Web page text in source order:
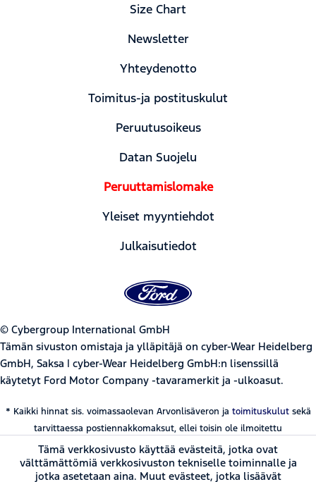
Size Chart
Newsletter
Yhteydenotto
Toimitus-ja postituskulut
Peruutusoikeus
Datan Suojelu
Peruuttamislomake
Yleiset myyntiehdot
Julkaisutiedot
© Cybergroup International GmbH
Tämän sivuston omistaja ja ylläpitäjä on cyber-Wear Heidelberg
GmbH, Saksa | cyber-Wear Heidelberg GmbH:n lisenssillä
käytetyt Ford Motor Company -tavaramerkit ja -ulkoasut.
* Kaikki hinnat sis. voimassaolevan Arvonlisäveron ja toimituskulutsekä
tarvittaessa postiennakkomaksut, ellei toisin ole ilmoitettu
Tämä verkkosivusto käyttää evästeitä, jotka ovat
välttämättömiä verkkosivuston tekniselle toiminnalle ja
jotka asetetaan aina. Muut evästeet, jotka lisäävät